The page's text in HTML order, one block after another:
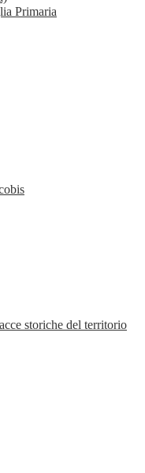
Primaria
storiche del territorio